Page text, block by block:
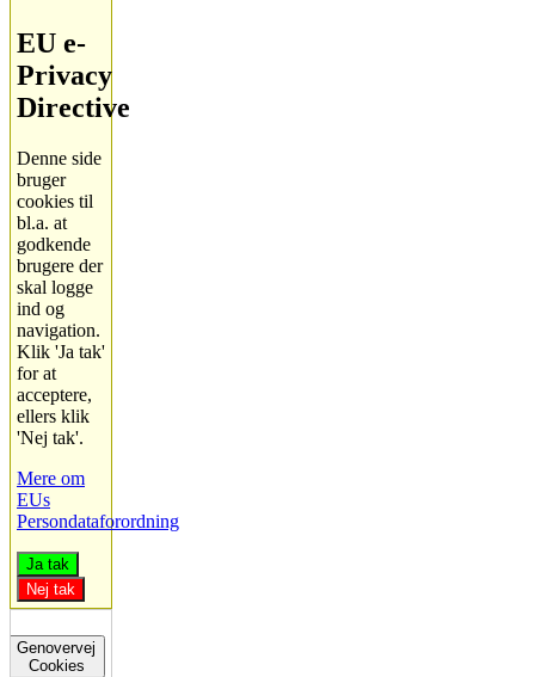
EU e-
Privacy
Directive
Denne side
bruger
cookies til
bl.a. at
godkende
brugere der
skal logge
ind og
navigation.
Klik 'Ja tak'
for at
acceptere,
ellers klik
'Nej tak'.
Mere om
EUs
Persondataforordning
Ja tak
Nej tak
Genovervej
Cookies